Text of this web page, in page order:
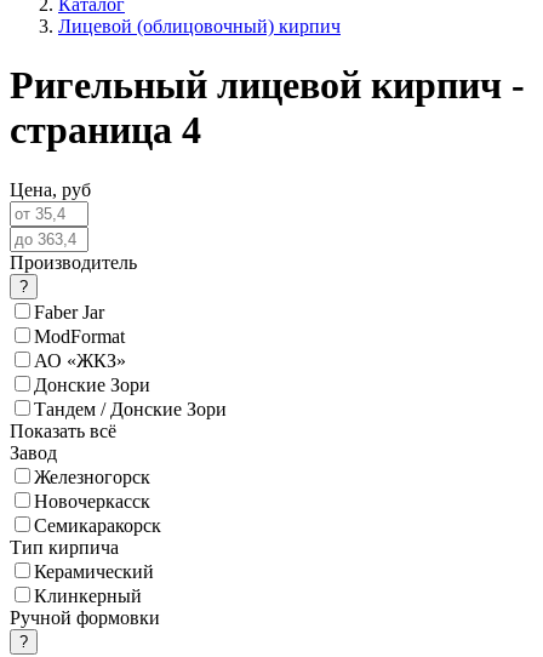
Каталог
Лицевой (облицовочный) кирпич
Ригельный лицевой кирпич -
страница 4
Цена, руб
Производитель
?
Faber Jar
ModFormat
АО «ЖКЗ»
Донские Зори
Тандем / Донские Зори
Показать всё
Завод
Железногорск
Новочеркасск
Семикаракорск
Тип кирпича
Керамический
Клинкерный
Ручной формовки
?